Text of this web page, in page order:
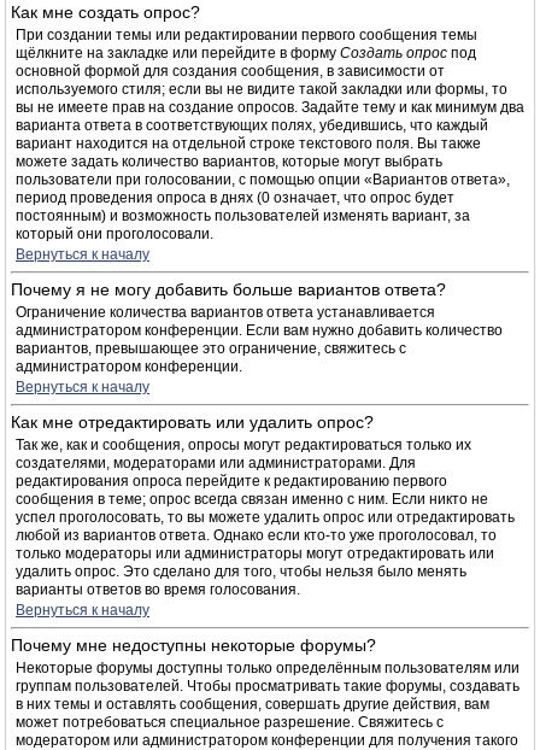
Как мне создать опрос?
При создании темы или редактировании первого сообщения темы
щёлкните на закладке или перейдите в форму Создать опрос под
основной формой для создания сообщения, в зависимости от
используемого стиля; если вы не видите такой закладки или формы, то
вы не имеете прав на создание опросов. Задайте тему и как минимум два
варианта ответа в соответствующих полях, убедившись, что каждый
вариант находится на отдельной строке текстового поля. Вы также
можете задать количество вариантов, которые могут выбрать
пользователи при голосовании, с помощью опции «Вариантов ответа»,
период проведения опроса в днях (0 означает, что опрос будет
постоянным) и возможность пользователей изменять вариант, за
который они проголосовали.
Вернуться к началу
Почему я не могу добавить больше вариантов ответа?
Ограничение количества вариантов ответа устанавливается
администратором конференции. Если вам нужно добавить количество
вариантов, превышающее это ограничение, свяжитесь с
администратором конференции.
Вернуться к началу
Как мне отредактировать или удалить опрос?
Так же, как и сообщения, опросы могут редактироваться только их
создателями, модераторами или администраторами. Для
редактирования опроса перейдите к редактированию первого
сообщения в теме; опрос всегда связан именно с ним. Если никто не
успел проголосовать, то вы можете удалить опрос или отредактировать
любой из вариантов ответа. Однако если кто-то уже проголосовал, то
только модераторы или администраторы могут отредактировать или
удалить опрос. Это сделано для того, чтобы нельзя было менять
варианты ответов во время голосования.
Вернуться к началу
Почему мне недоступны некоторые форумы?
Некоторые форумы доступны только определённым пользователям или
группам пользователей. Чтобы просматривать такие форумы, создавать
в них темы и оставлять сообщения, совершать другие действия, вам
может потребоваться специальное разрешение. Свяжитесь с
модератором или администратором конференции для получения такого